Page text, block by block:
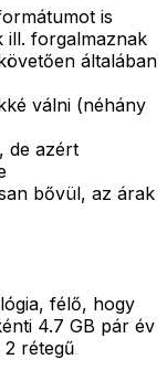
is
ill. forgalmaznak
általában
válni (néhány
de azért
bővül, az árak
félő, hogy
4.7 GB pár év
2 rétegű